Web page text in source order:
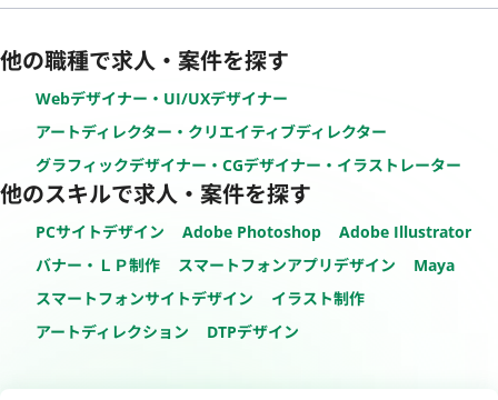
他の職種で求人・案件を探す
Webデザイナー・UI/UXデザイナー
アートディレクター・クリエイティブディレクター
グラフィックデザイナー・CGデザイナー・イラストレーター
他のスキルで求人・案件を探す
PCサイトデザイン Adobe Photoshop
Adobe Illustrator
バナー・ＬＰ制作
スマートフォンアプリデザイン
Maya
スマートフォンサイトデザイン
イラスト制作
アートディレクション
DTPデザイン